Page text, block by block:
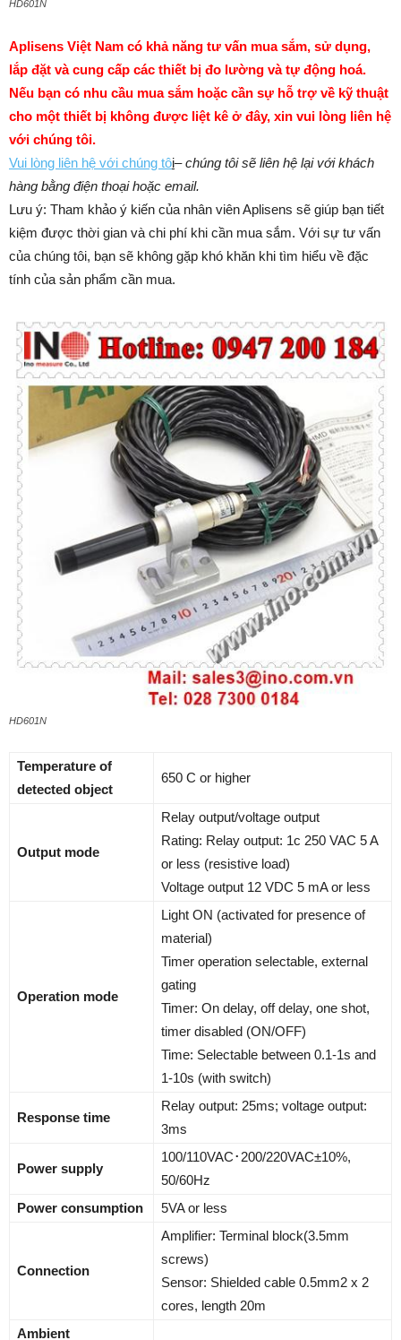
HD601N
Aplisens Việt Nam có khả năng tư vấn mua sắm, sử dụng,
lắp đặt và cung cấp các thiết bị đo lường và tự động hoá.
Nếu bạn có nhu cầu mua sắm hoặc cần sự hỗ trợ về kỹ thuật
cho một thiết bị không được liệt kê ở đây, xin vui lòng liên hệ
với chúng tôi.
Vui lòng liên hệ với chúng tôi–chúng tôi sẽ liên hệ lại với khách
hàng bằng điện thoại hoặc email.
Lưu ý: Tham khảo ý kiến của nhân viên Aplisens sẽ giúp bạn tiết
kiệm được thời gian và chi phí khi cần mua sắm. ​​Với sự tư vấn
của chúng tôi, bạn sẽ không gặp khó khăn khi tìm hiểu về đặc
tính của sản phẩm cần mua.
HD601N
Temperature of
detected object
650 C or higher
Output mode
Relay output/voltage output
Rating: Relay output: 1c 250 VAC 5 A
or less (resistive load)
Voltage output 12 VDC 5 mA or less
Operation mode
Light ON (activated for presence of
material)
Timer operation selectable, external
gating
Timer: On delay, off delay, one shot,
timer disabled (ON/OFF)
Time: Selectable between 0.1-1s and
1-10s (with switch)
Response time
Relay output: 25ms; voltage output:
3ms
Power supply
100/110VAC･200/220VAC±10%,
50/60Hz
Power consumption
5VA or less
Connection
Amplifier: Terminal block(3.5mm
screws)
Sensor: Shielded cable 0.5mm2 x 2
cores, length 20m
Ambient